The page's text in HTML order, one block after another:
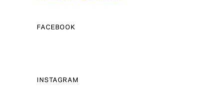
FACEBOOK
INSTAGRAM